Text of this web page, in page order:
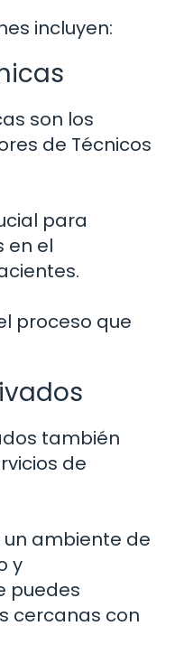
incluyen:
son los
de Técnicos
para
en el
proceso que
también
de
ambiente de
y
puedes
cercanas con